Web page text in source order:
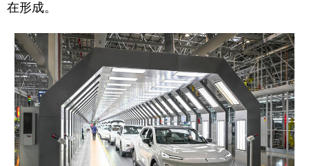
在形成。